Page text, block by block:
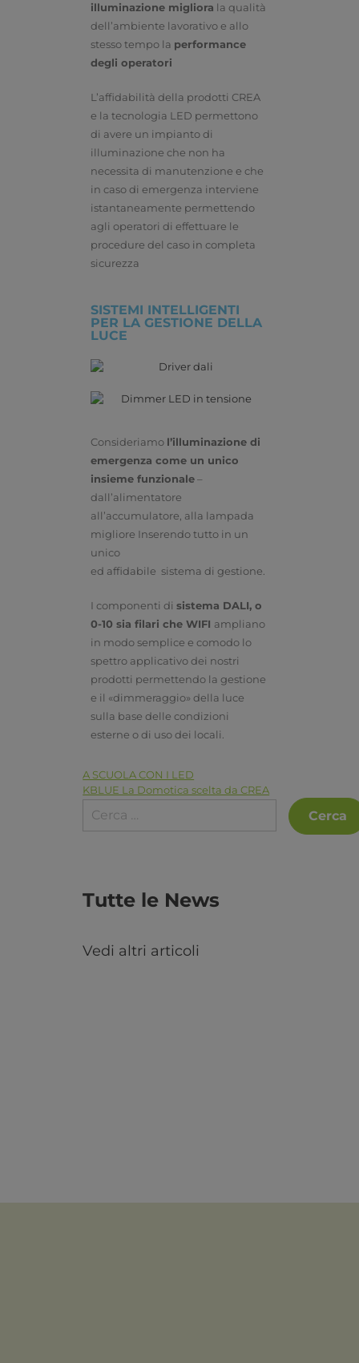
illuminazione migliora la qualità
dell’ambiente lavorativo e allo
stesso tempo la performance
degli operatori
L’affidabilità della prodotti CREA
e la tecnologia LED permettono
di avere un impianto di
illuminazione che non ha
necessita di manutenzione e che
in caso di emergenza interviene
istantaneamente permettendo
agli operatori di effettuare le
procedure del caso in completa
sicurezza
SISTEMI INTELLIGENTI
PER LA GESTIONE DELLA
LUCE
Consideriamo l’illuminazione di
emergenza come un unico
insieme funzionale–
dall’alimentatore
all’accumulatore, alla lampada
migliore Inserendo tutto in un
unico
ed affidabile sistema di gestione.
I componenti disistema DALI, o
0-10 sia filari che WIFI ampliano
in modo semplice e comodo lo
spettro applicativo dei nostri
prodotti permettendo la gestione
e il «dimmeraggio» della luce
sulla base delle condizioni
esterne o di uso dei locali.
A SCUOLA CON I LED
KBLUE La Domotica scelta da CREA
Tutte le News
Vedi altri articoli